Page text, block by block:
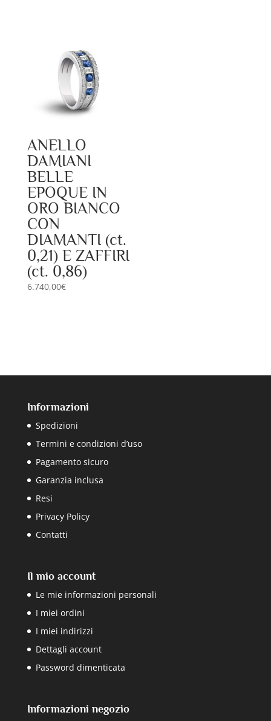
ANELLO
DAMIANI
BELLE
EPOQUE IN
ORO BIANCO
CON
DIAMANTI (ct.
0,21) E ZAFFIRI
(ct. 0,86)
6.740,00€
Informazioni
Spedizioni
Termini e condizioni d’uso
Pagamento sicuro
Garanzia inclusa
Resi
Privacy Policy
Contatti
Il mio account
Le mie informazioni personali
I miei ordini
I miei indirizzi
Dettagli account
Password dimenticata
Informazioni negozio